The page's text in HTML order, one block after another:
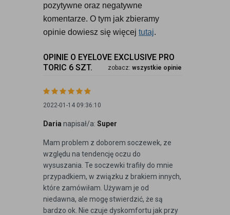
pozytywne oraz negatywne
komentarze. O tym jak zbieramy
opinie dowiesz się więcej tutaj.
OPINIE O EYELOVE EXCLUSIVE PRO
TORIC 6 SZT.
zobacz: wszystkie opinie
2022-01-14 09:36:10
Daria napisał/a: Super
Mam problem z doborem soczewek, ze
względu na tendencję oczu do
wysuszania. Te soczewki trafiły do mnie
przypadkiem, w związku z brakiem innych,
które zamówiłam. Używam je od
niedawna, ale mogę stwierdzić, że są
bardzo ok. Nie czuje dyskomfortu jak przy